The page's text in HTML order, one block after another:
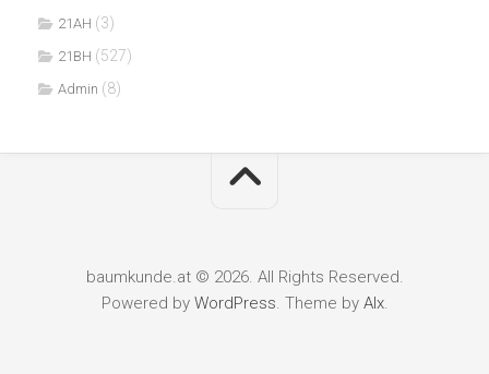
21AH (3)
21BH (527)
Admin (8)
baumkunde.at © 2026. All Rights Reserved.
Powered by WordPress. Theme by Alx.